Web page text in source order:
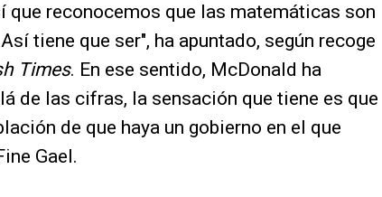
que reconocemos que las matemáticas son
tiene que ser", ha apuntado, según recoge
Times. En ese sentido, McDonald ha
de las cifras, la sensación que tiene es que
de que haya un gobierno en el que
Gael.